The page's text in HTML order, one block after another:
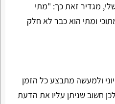
מגדיר זאת כך: "מתי
ומתי הוא כבר לא חלק
ולמעשה מתבצע כל הזמן
חשוב שניתן עליו את הדעת